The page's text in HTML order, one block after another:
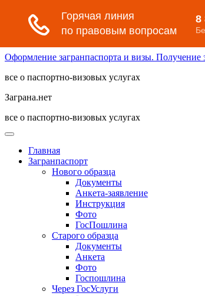
Оформление загранпаспорта и визы. Получение
все о паспортно-визовых услугах
Заграна.нет
все о паспортно-визовых услугах
Главная
Загранпаспорт
Нового образца
Документы
Анкета-заявление
Инструкция
Фото
ГосПошлина
Старого образца
Документы
Анкета
Фото
Госпошлина
Через ГосУслуги